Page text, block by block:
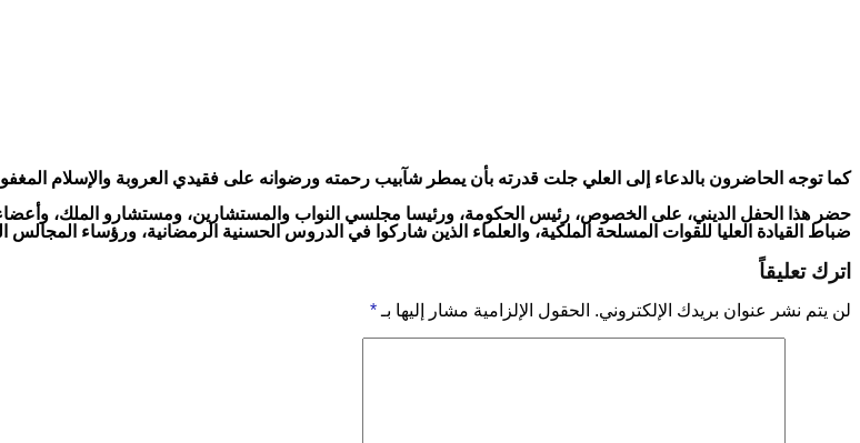
كما توجه الحاضرون بالدعاء إلى العلي جلت قدرته بأن يمطر شآبيب رحمته ورضوانه على فقيدي العروبة والإسلام
حضر هذا الحفل الديني، على الخصوص، رئيس الحكومة، ورئيسا مجلسي النواب والمستشارين، ومستشارو الملك، وأعضاء
ضباط القيادة العليا للقوات المسلحة الملكية، والعلماء الذين شاركوا في الدروس الحسنية الرمضانية، ورؤساء
اترك تعليقاً
لن يتم نشر عنوان بريدك الإلكتروني. الحقول الإلزامية مشار إليها بـ *